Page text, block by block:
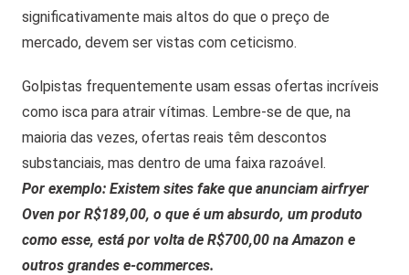
significativamente mais altos do que o preço de
mercado, devem ser vistas com ceticismo.
Golpistas frequentemente usam essas ofertas incríveis
como isca para atrair vítimas. Lembre-se de que, na
maioria das vezes, ofertas reais têm descontos
substanciais, mas dentro de uma faixa razoável.
Por exemplo: Existem sites fake que anunciam airfryer
Oven por R$189,00, o que é um absurdo, um produto
como esse, está por volta de R$700,00 na Amazon e
outros grandes e-commerces.